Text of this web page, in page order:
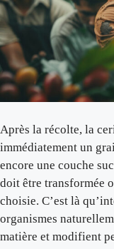
Après la récolte, la
immédiatement un
encore une couche
doit être transformée
choisie. C’est là
organismes
matière et modifient